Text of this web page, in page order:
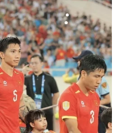
Trắng trong chương trình.
nhấn được chờ đợi
2024”cùng sự góp
Thanh Lam, Mỹ
Thanh, Đoan Trang,
Vũ Thắng Lợi, Khánh
Hồng Duyên, Ngũ
trắng, Dzung…